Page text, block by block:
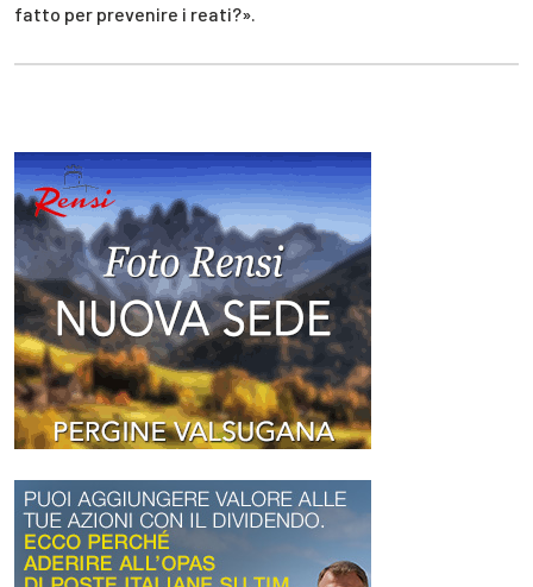
fatto per prevenire i reati?».